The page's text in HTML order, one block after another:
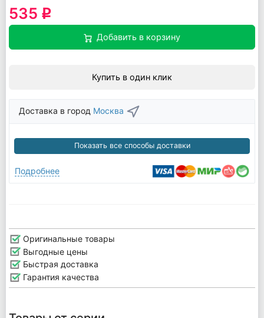
535 q
Добавить в корзину
Купить в один клик
Доставка в город Москва
Показать все способы доставки
Подробнее
Оригинальные товары
Выгодные цены
Быстрая доставка
Гарантия качества